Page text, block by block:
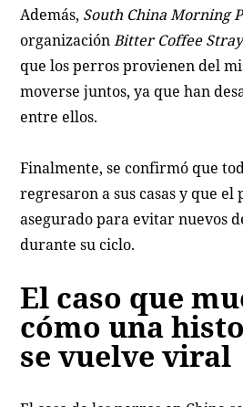
Además, South China Morning
organizaciónBitter Coffee
que los perros provienen del
moverse juntos, ya que han
entre ellos.
Finalmente, se confirmó que
regresaron a sus casas y que el
asegurado para evitar nuevos
durante su ciclo.
El caso que
cómo una
se vuelve viral